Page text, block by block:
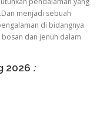
menjadi sebuah
di bidangnya
dan jenuh dalam
2026 :